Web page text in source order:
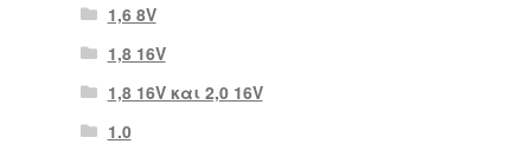
1,6 8V
1,8 16V
1,8 16V και 2,0 16V
1.0